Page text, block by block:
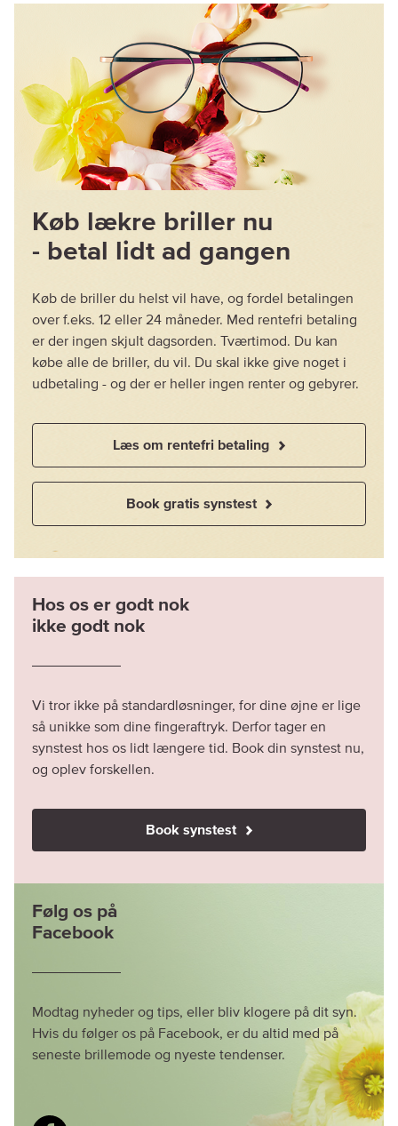
Køb lækre briller nu
- betal lidt ad gangen
Køb de briller du helst vil have, og fordel betalingen
over f.eks. 12 eller 24 måneder. Med rentefri betaling
er der ingen skjult dagsorden. Tværtimod. Du kan
købe alle de briller, du vil. Du skal ikke give noget i
udbetaling - og der er heller ingen renter og gebyrer.
Læs om rentefri betaling
Book gratis synstest
Hos os er godt nok
ikke godt nok
Vi tror ikke på standardløsninger, for dine øjne er lige
så unikke som dine fingeraftryk. Derfor tager en
synstest hos os lidt længere tid. Book din synstest nu,
og oplev forskellen.
Book synstest
Følg os på
Facebook
Modtag nyheder og tips, eller bliv klogere på dit syn.
Hvis du følger os på Facebook, er du altid med på
seneste brillemode og nyeste tendenser.